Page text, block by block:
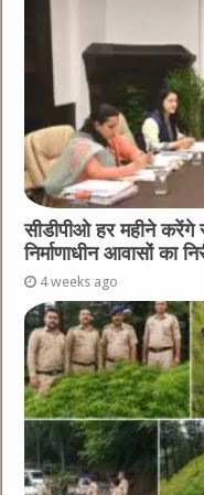
सीडीपीओ हर महीने
निर्माणाधीन आवासों का
4 weeks ago